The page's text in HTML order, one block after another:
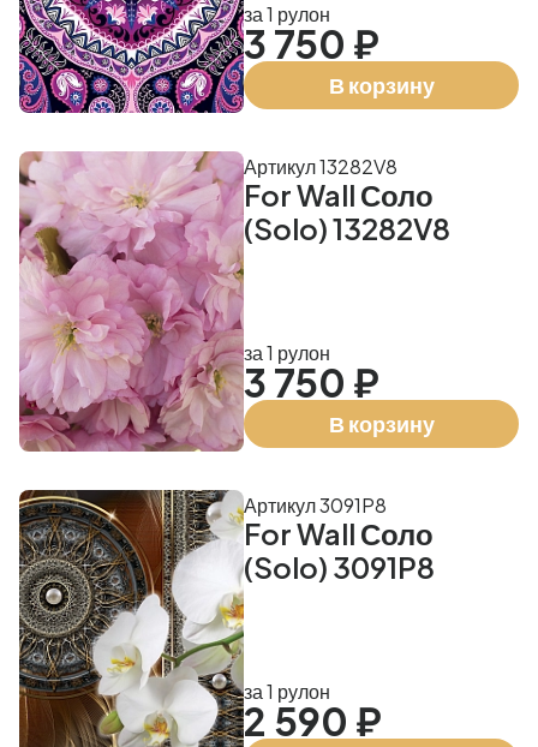
за 1 рулон
3 750 ₽
В корзину
For Wall Соло
(Solo) 13282V8
Артикул 13282V8
за 1 рулон
3 750 ₽
В корзину
For Wall Соло
(Solo) 3091P8
Артикул 3091P8
за 1 рулон
2 590 ₽